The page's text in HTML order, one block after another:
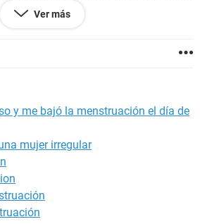
Ver más
y me bajó la menstruación el día de
mujer irregular